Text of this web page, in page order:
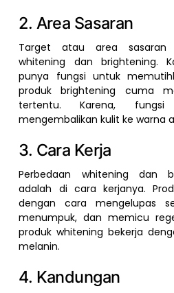
2. Area Sasaran
Target atau area sasaran
whitening dan brightening.
punya fungsi untuk
produk brightening cuma
tertentu. Karena, fungsi
mengembalikan kulit ke warna
3. Cara Kerja
Perbedaan whitening dan
adalah di cara kerjanya.
dengan cara mengelupas
menumpuk, dan memicu
produk whitening bekerja
melanin.
4. Kandungan